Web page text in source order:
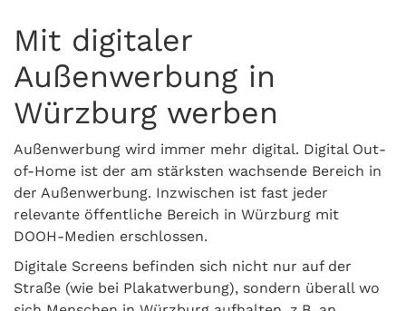
Mit digitaler
Außenwerbung in
Würzburg werben
Außenwerbung wird immer mehr digital. Digital Out-
of-Home ist der am stärksten wachsende Bereich in
der Außenwerbung. Inzwischen ist fast jeder
relevante öffentliche Bereich in Würzburg mit
DOOH-Medien erschlossen.
Digitale Screens befinden sich nicht nur auf der
Straße (wie bei Plakatwerbung), sondern überall wo